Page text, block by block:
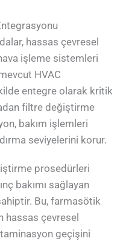
hassas çevresel
işleme sistemleri
HVAC
entegre olarak kritik
filtre değiştirme
bakım işlemleri
seviyelerini korur.
prosedürleri
bakımı sağlayan
Bu, farmasötik
hassas çevresel
geçişini